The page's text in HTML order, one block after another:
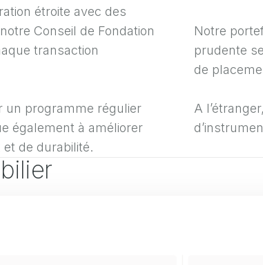
étroite avec des
Conseil de Fondation
transaction
un programme régulier
également à améliorer
de durabilité.
Notre
prudente
de
A